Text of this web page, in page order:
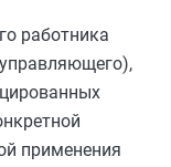
работника
применения